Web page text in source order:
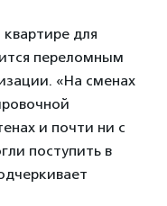
для
переломным
«На сменах
и почти ни с
поступить в